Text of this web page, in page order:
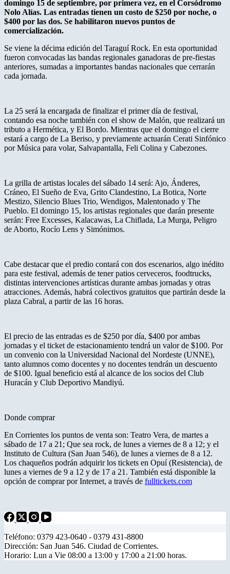
domingo 15 de septiembre, por primera vez, en el Corsódromo
Nolo Alías. Las entradas tienen un costo de $250 por noche, o
$400 por las dos. Se habilitaron nuevos puntos de
comercialización.
Se viene la décima edición del Taraguí Rock. En esta oportunidad
fueron convocadas las bandas regionales ganadoras de pre-fiestas
anteriores, sumadas a importantes bandas nacionales que cerrarán
cada jornada.
La 25 será la encargada de finalizar el primer día de festival,
contando esa noche también con el show de Malón, que realizará un
tributo a Hermética, y El Bordo. Mientras que el domingo el cierre
estará a cargo de La Beriso, y previamente actuarán Cerati Sinfónico
por Música para volar, Salvapantalla, Feli Colina y Cabezones.
La grilla de artistas locales del sábado 14 será: Ajo, Ánderes,
Cráneo, El Sueño de Eva, Grito Clandestino, La Botica, Norte
Mestizo, Silencio Blues Trio, Wendigos, Malentonado y The
Pueblo. El domingo 15, los artistas regionales que darán presente
serán: Free Excesses, Kalacawas, La Chiflada, La Murga, Peligro
de Aborto, Rocío Lens y Simónimos.
Cabe destacar que el predio contará con dos escenarios, algo inédito
para este festival, además de tener patios cerveceros, foodtrucks,
distintas intervenciones artísticas durante ambas jornadas y otras
atracciones. Además, habrá colectivos gratuitos que partirán desde la
plaza Cabral, a partir de las 16 horas.
El precio de las entradas es de $250 por día, $400 por ambas
jornadas y el ticket de estacionamiento tendrá un valor de $100. Por
un convenio con la Universidad Nacional del Nordeste (UNNE),
tanto alumnos como docentes y no docentes tendrán un descuento
de $100. Igual beneficio está al alcance de los socios del Club
Huracán y Club Deportivo Mandiyú.
Donde comprar
En Corrientes los puntos de venta son: Teatro Vera, de martes a
sábado de 17 a 21; Que sea rock, de lunes a viernes de 8 a 12; y el
Instituto de Cultura (San Juan 546), de lunes a viernes de 8 a 12.
Los chaqueños podrán adquirir los tickets en Opuí (Resistencia), de
lunes a viernes de 9 a 12 y de 17 a 21. También está disponible la
opción de comprar por Internet, a través de fulltickets.com
Teléfono: 0379 423-0640 - 0379 431-8800
Dirección: San Juan 546. Ciudad de Corrientes.
Horario: Lun a Vie 08:00 a 13:00 y 17:00 a 21:00 horas.